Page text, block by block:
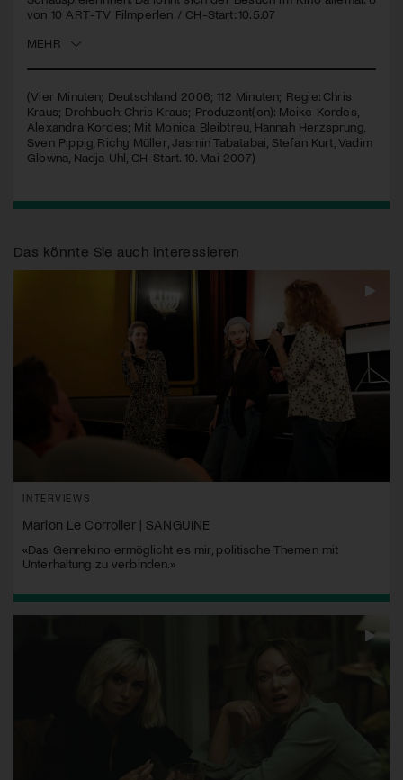
von 10 ART-TV Filmperlen / CH-Start: 10.5.07
MEHR
(Vier Minuten; Deutschland 2006; 112 Minuten; Regie: Chris
Kraus; Drehbuch: Chris Kraus; Produzent(en): Meike Kordes,
Alexandra Kordes; Mit Monica Bleibtreu, Hannah Herzsprung,
Sven Pippig, Richy Müller, Jasmin Tabatabai, Stefan Kurt, Vadim
Glowna, Nadja Uhl, CH-Start. 10. Mai 2007)
Das könnte Sie auch interessieren
INTERVIEWS
Marion Le Corroller | SANGUINE
«Das Genrekino ermöglicht es mir, politische Themen mit
Unterhaltung zu verbinden.»
Jetzt Mitglied werden